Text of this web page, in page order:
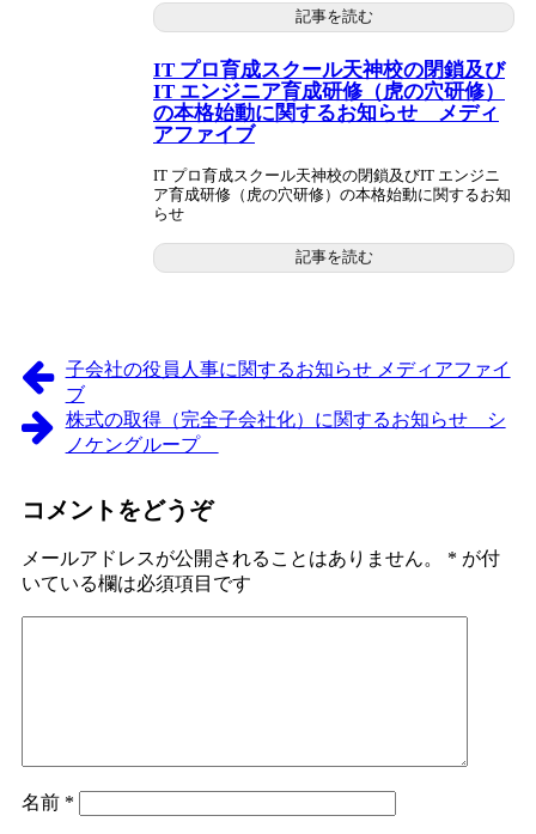
記事を読む
IT プロ育成スクール天神校の閉鎖及び
IT エンジニア育成研修（虎の穴研修）
の本格始動に関するお知らせ メディ
アファイブ
IT プロ育成スクール天神校の閉鎖及びIT エンジニ
ア育成研修（虎の穴研修）の本格始動に関するお知
らせ
記事を読む
子会社の役員人事に関するお知らせ メディアファイ
ブ
株式の取得（完全子会社化）に関するお知らせ シ
ノケングループ
コメントをどうぞ
メールアドレスが公開されることはありません。 * が付
いている欄は必須項目です
名前 *